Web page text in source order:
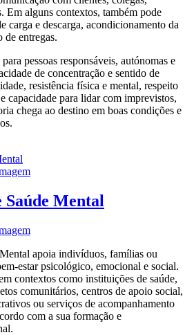
Em alguns contextos, também pode
carga e descarga, acondicionamento da
de entregas.
pessoas responsáveis, autónomas e
de concentração e sentido de
resistência física e mental, respeito
capacidade para lidar com imprevistos,
chega ao destino em boas condições e
Saúde Mental
apoia indivíduos, famílias ou
estar psicológico, emocional e social.
contextos como instituições de saúde,
comunitários, centros de apoio social,
ou serviços de acompanhamento
com a sua formação e